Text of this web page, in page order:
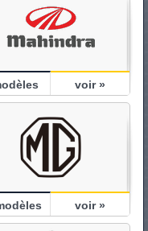
voir »
voir »